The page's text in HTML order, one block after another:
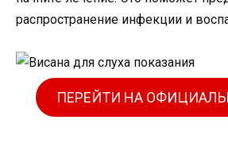
распространение инфекции и
ПЕРЕЙТИ НА